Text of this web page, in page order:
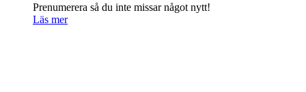
Prenumerera så du inte missar något nytt!
Läs mer